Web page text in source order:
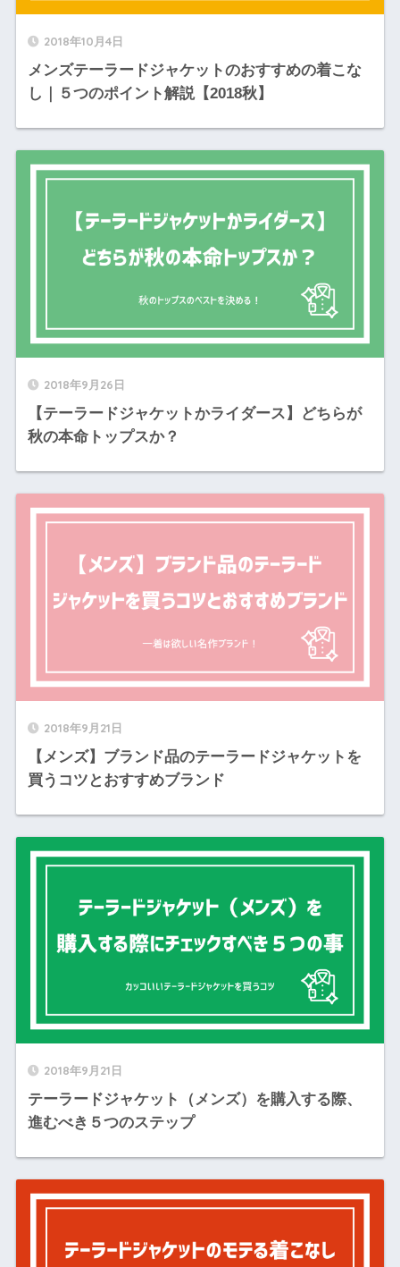
2018年10月4日
メンズテーラードジャケットのおすすめの着こな
し｜５つのポイント解説【2018秋】
2018年9月26日
【テーラードジャケットかライダース】どちらが
秋の本命トップスか？
2018年9月21日
【メンズ】ブランド品のテーラードジャケットを
買うコツとおすすめブランド
2018年9月21日
テーラードジャケット（メンズ）を購入する際、
進むべき５つのステップ